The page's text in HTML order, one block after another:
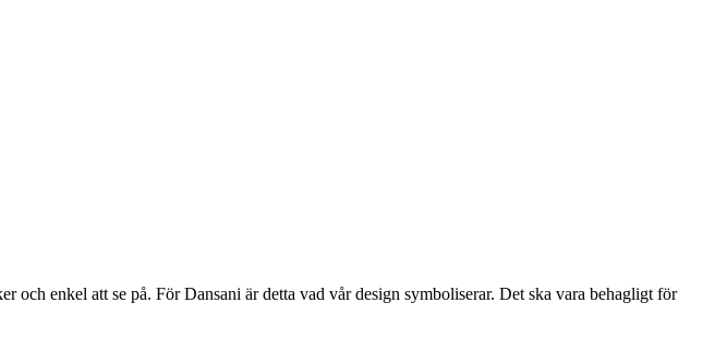
och enkel att se på. För Dansani är detta vad vår design symboliserar. Det ska vara behagligt för